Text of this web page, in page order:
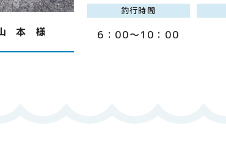
本 様
釣行時間
6：00～10：00